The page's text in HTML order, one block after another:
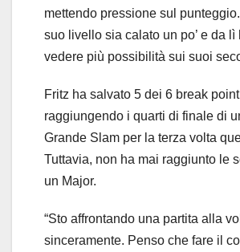
mettendo pressione sul
suo livello sia calato un po’ e da lì
vedere più possibilità sui suoi
Fritz ha salvato 5 dei 6 break
raggiungendo i quarti di finale di
Grande Slam per la terza volta
Tuttavia, non ha mai raggiunto le
un Major.
“Sto affrontando una partita alla
sinceramente. Penso che fare il